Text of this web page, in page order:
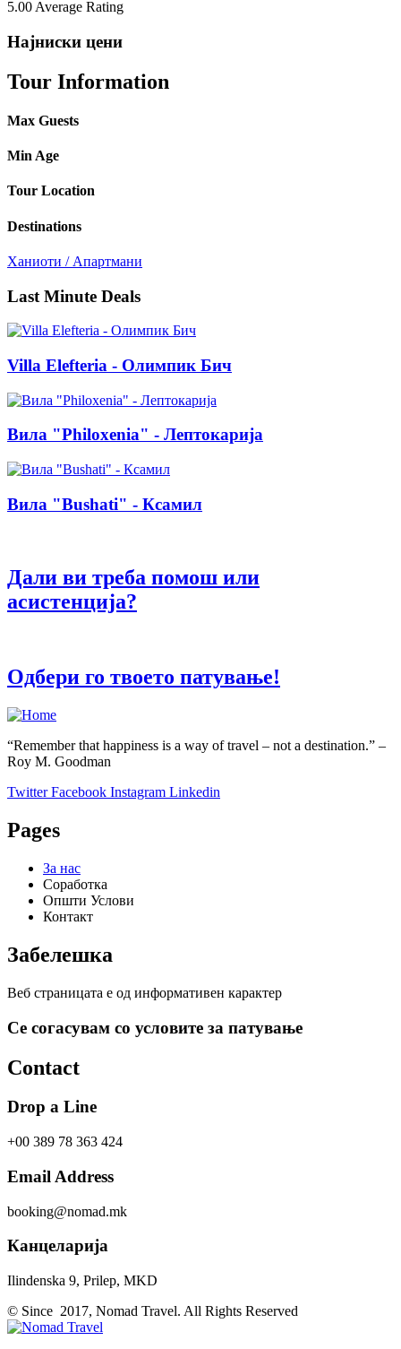
5.00 Average Rating
Најниски цени
Tour Information
Max Guests
Min Age
Tour Location
Destinations
Ханиоти / Апартмани
Last Minute Deals
Villa Elefteria - Олимпик Бич
Вила "Philoxenia" - Лептокарија
Вила "Bushati" - Ксамил
Дали ви треба помош или
асистенција?
Одбери го твоето патување!
“Remember that happiness is a way of travel – not a destination.” –
Roy M. Goodman
Twitter Facebook Instagram Linkedin
Pages
За нас
Соработка
Општи Услови
Контакт
Забелешка
Веб страницата е од информативен карактер
Се согасувам со условите за патување
Contact
Drop a Line
+00 389 78 363 424
Email Address
booking@nomad.mk
Канцеларија
Ilindenska 9, Prilep, MKD
© Since 2017, Nomad Travel. All Rights Reserved